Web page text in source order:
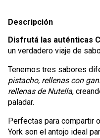
Descripción
Disfrutá las auténticas
un verdadero viaje de
Tenemos tres sabores
pistacho, rellenas con
rellenas de Nutella,
paladar.
Perfectas para compartir
York son el antojo ideal